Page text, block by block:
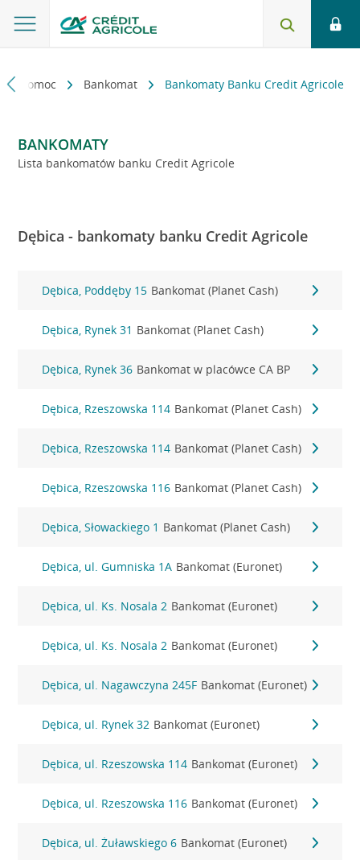
i pomoc Bankomat Bankomaty Banku Credit Agricole
BANKOMATY
Lista bankomatów banku Credit Agricole
Dębica - bankomaty banku Credit Agricole
Dębica, Poddęby 15 Bankomat (Planet Cash)
Dębica, Rynek 31 Bankomat (Planet Cash)
Dębica, Rynek 36 Bankomat w placówce CA BP
Dębica, Rzeszowska 114 Bankomat (Planet Cash)
Dębica, Rzeszowska 114 Bankomat (Planet Cash)
Dębica, Rzeszowska 116 Bankomat (Planet Cash)
Dębica, Słowackiego 1 Bankomat (Planet Cash)
Dębica, ul. Gumniska 1A Bankomat (Euronet)
Dębica, ul. Ks. Nosala 2 Bankomat (Euronet)
Dębica, ul. Ks. Nosala 2 Bankomat (Euronet)
Dębica, ul. Nagawczyna 245F Bankomat (Euronet)
Dębica, ul. Rynek 32 Bankomat (Euronet)
Dębica, ul. Rzeszowska 114 Bankomat (Euronet)
Dębica, ul. Rzeszowska 116 Bankomat (Euronet)
Dębica, ul. Żuławskiego 6 Bankomat (Euronet)